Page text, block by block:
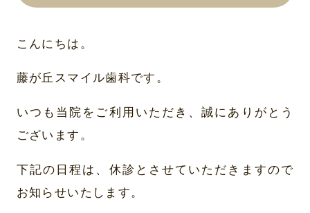
こんにちは。
藤が丘スマイル歯科です。
いつも当院をご利用いただき、誠にありがとう
ございます。
下記の日程は、休診とさせていただきますので
お知らせいたします。